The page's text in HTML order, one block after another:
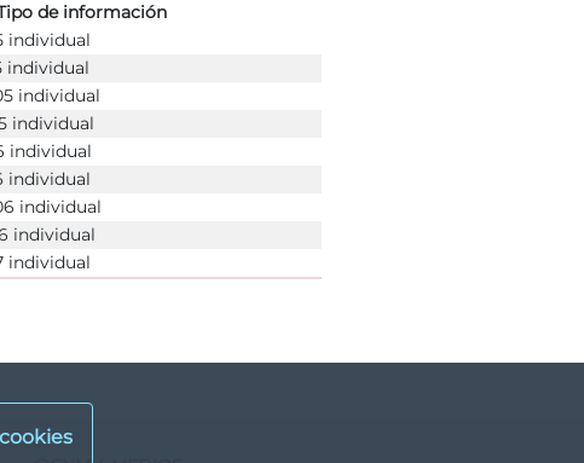
de información
individual
individual
individual
individual
individual
individual
individual
individual
individual